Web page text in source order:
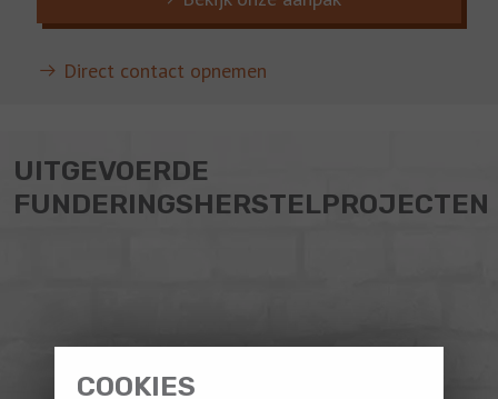
Direct contact opnemen
UITGEVOERDE
FUNDERINGSHERSTELPROJECTEN
COOKIES